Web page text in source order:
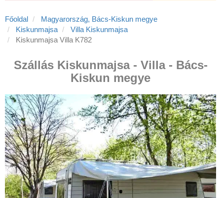
Főoldal
Magyarország, Bács-Kiskun megye
Kiskunmajsa
Villa Kiskunmajsa
Kiskunmajsa Villa K782
Szállás Kiskunmajsa - Villa - Bács-
Kiskun megye